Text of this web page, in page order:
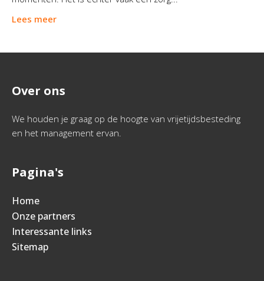
Lees meer
Over ons
We houden je graag op de hoogte van vrijetijdsbesteding
en het management ervan.
Pagina's
Home
Onze partners
Interessante links
Sitemap